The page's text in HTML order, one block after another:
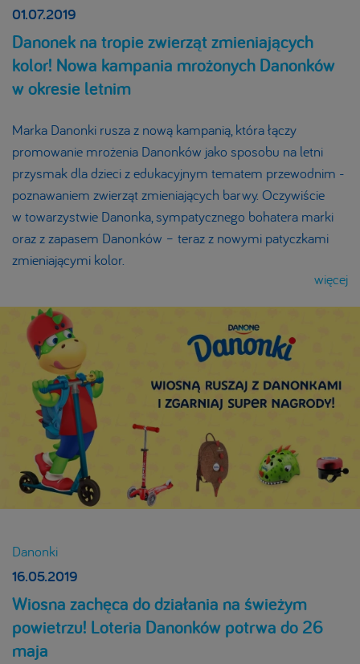
01.07.2019
Danonek na tropie zwierząt zmieniających
kolor! Nowa kampania mrożonych Danonków
w okresie letnim
Marka Danonki rusza z nową kampanią, która łączy
promowanie mrożenia Danonków jako sposobu na letni
przysmak dla dzieci z edukacyjnym tematem przewodnim -
poznawaniem zwierząt zmieniających barwy. Oczywiście
w towarzystwie Danonka, sympatycznego bohatera marki
oraz z zapasem Danonków – teraz z nowymi patyczkami
zmieniającymi kolor.
więcej
Danonki
16.05.2019
Wiosna zachęca do działania na świeżym
powietrzu! Loteria Danonków potrwa do 26
maja